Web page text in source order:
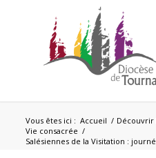
Vous êtes ici : Accueil / Découvrir
Vie consacrée /
Salésiennes de la Visitation :